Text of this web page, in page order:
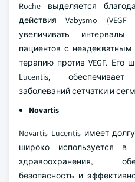
Roche выделяется
действия Vabysmo
увеличивать
пациентов с
терапию против VEGF. Его
Lucentis,
заболеваний сетчатки и
Novartis
Novartis Lucentis имеет
широко используется в
здравоохранения,
безопасность и